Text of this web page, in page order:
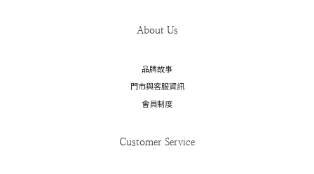
About Us
品牌故事
門市與客服資訊
會員制度
Customer Service